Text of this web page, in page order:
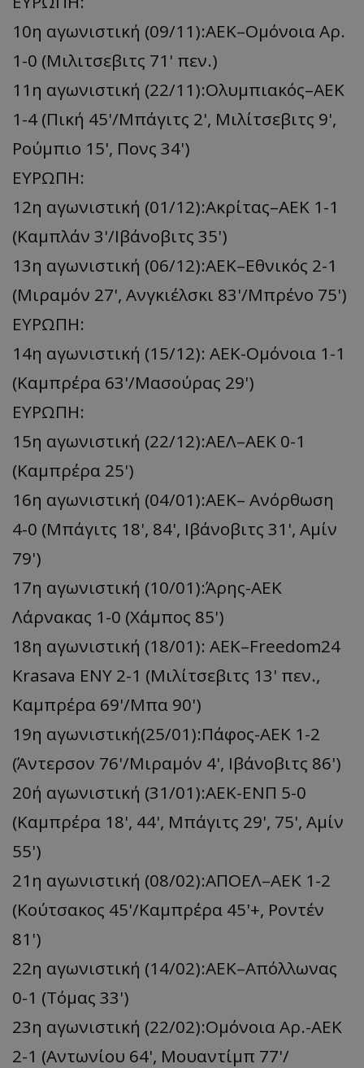
10η αγωνιστική (09/11):ΑΕΚ–Ομόνοια Αρ.
1-0 (Μιλιτσεβιτς 71' πεν.)
11η αγωνιστική (22/11):Ολυμπιακός–ΑΕΚ
1-4 (Πική 45'/Μπάγιτς 2', Mιλίτσεβιτς 9',
Ρούμπιο 15', Πονς 34')
ΕΥΡΩΠΗ:
12η αγωνιστική (01/12):Ακρίτας–ΑΕΚ 1-1
(Καμπλάν 3'/Ιβάνοβιτς 35')
13η αγωνιστική (06/12):ΑΕΚ–Εθνικός 2-1
(Μιραμόν 27', Ανγκιέλσκι 83'/Μπρένο 75')
ΕΥΡΩΠΗ:
14η αγωνιστική (15/12): ΑΕΚ-Ομόνοια 1-1
(Καμπρέρα 63'/Μασούρας 29')
ΕΥΡΩΠΗ:
15η αγωνιστική (22/12):ΑΕΛ–ΑΕΚ 0-1
(Καμπρέρα 25')
16η αγωνιστική (04/01):ΑΕΚ– Ανόρθωση
4-0 (Μπάγιτς 18', 84', Ιβάνοβιτς 31', Αμίν
79')
17η αγωνιστική (10/01):Άρης-ΑΕΚ
Λάρνακας 1-0 (Χάμπος 85')
18η αγωνιστική (18/01): ΑΕΚ–Freedom24
Krasava ΕΝΥ 2-1 (Μιλίτσεβιτς 13' πεν.,
Καμπρέρα 69'/Μπα 90')
19η αγωνιστική(25/01):Πάφος-ΑΕΚ 1-2
(Άντερσον 76'/Μιραμόν 4', Ιβάνοβιτς 86')
20ή αγωνιστική (31/01):ΑΕΚ-ΕΝΠ 5-0
(Καμπρέρα 18', 44', Mπάγιτς 29', 75', Αμίν
55')
21η αγωνιστική (08/02):ΑΠΟΕΛ–ΑΕΚ 1-2
(Κούτσακος 45'/Καμπρέρα 45'+, Ροντέν
81')
22η αγωνιστική (14/02):ΑΕΚ–Απόλλωνας
0-1 (Τόμας 33')
23η αγωνιστική (22/02):Ομόνοια Αρ.-ΑΕΚ
2-1 (Αντωνίου 64', Μουαντίμπ 77'/